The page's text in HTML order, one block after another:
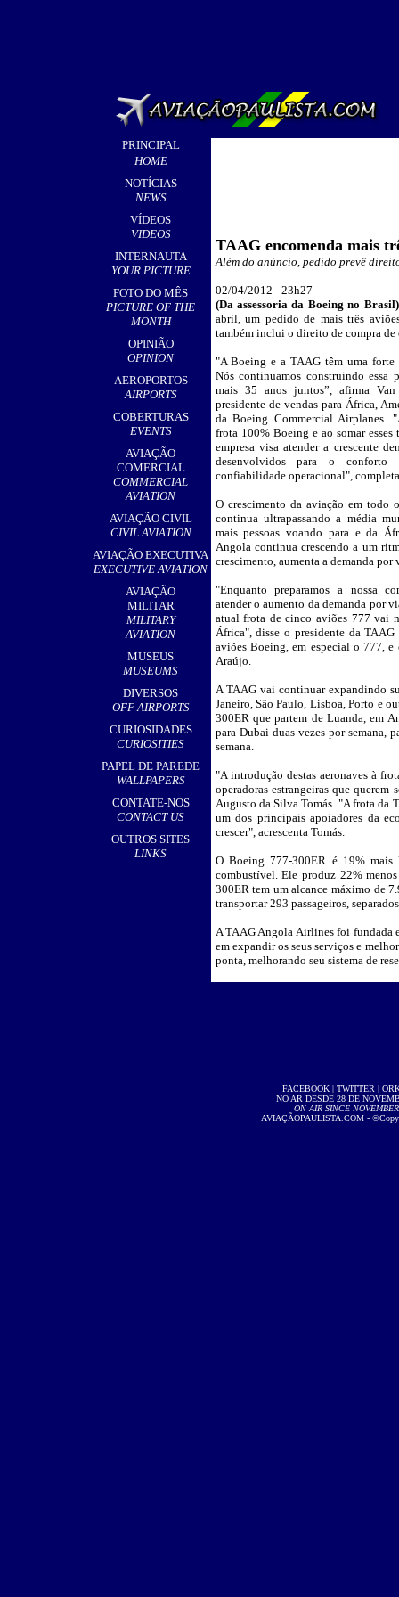
PRINCIPAL
HOME
NOTÍCIAS
NEWS
VÍDEOS
VIDEOS
INTERNAUTA
YOUR PICTURE
FOTO DO MÊS
PICTURE OF THE
MONTH
OPINIÃO
OPINION
AEROPORTOS
AIRPORTS
,
COBERTURAS
EVENTS
AVIAÇÃO
COMERCIAL
COMMERCIAL
AVIATION
AVIAÇÃO CIVIL
CIVIL AVIATION
AVIAÇÃO EXECUTIVA
EXECUTIVE AVIATION
AVIAÇÃO
MILITAR
MILITARY
AVIATION
MUSEUS
MUSEUMS
DIVERSOS
OFF AIRPORTS
CURIOSIDADES
CURIOSITIES
PAPEL DE PAREDE
WALLPAPERS
CONTATE-NOS
CONTACT US
OUTROS SITES
LINKS
TAAG encomenda mais
Além do anúncio, pedido prevê
02/04/2012 - 23h27
(Da assessoria da Boeing no Brasil)
abril, um pedido de mais três
também inclui o direito de compra de
"A Boeing e a TAAG têm uma forte
Nós continuamos construindo essa
mais 35 anos juntos”, afirma
presidente de vendas para África,
da Boeing Commercial Airplanes.
frota 100% Boeing e ao somar esses
empresa visa atender a crescente
desenvolvidos para o conforto
confiabilidade operacional",
O crescimento da aviação em todo
continua ultrapassando a média
mais pessoas voando para e da
Angola continua crescendo a um
crescimento, aumenta a demanda por
"Enquanto preparamos a nossa
atender o aumento da demanda por
atual frota de cinco aviões 777 vai
África", disse o presidente da
aviões Boeing, em especial o 777, e
Araújo.
A TAAG vai continuar expandindo
Janeiro, São Paulo, Lisboa, Porto e
300ER que partem de Luanda, em
para Dubai duas vezes por semana,
semana.
"A introdução destas aeronaves à
operadoras estrangeiras que
Augusto da Silva Tomás. "A frota da
um dos principais apoiadores da
crescer", acrescenta Tomás.
O Boeing 777-300ER é 19%
combustível. Ele produz 22%
300ER tem um alcance máximo de
transportar 293 passageiros,
A TAAG Angola Airlines foi fundada
em expandir os seus serviços e
ponta, melhorando seu sistema de
FACEBOOK| TWITTER |
NO AR DESDE 28 DE
ON AIR SINCE
AVIAÇÃOPAULISTA.COM -